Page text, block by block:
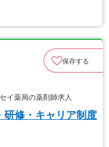
保存する
薬局の薬剤師求人
研修・キャリア制度